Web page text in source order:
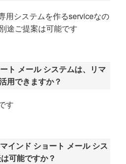
用システムを作るserviceなの
途ご提案は可能です
ト メール システムは、リマ
用できますか？
す
インド ショート メール シス
可能ですか？